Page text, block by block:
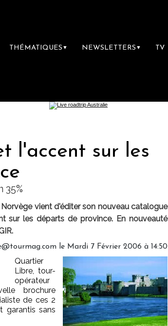
THÉMATIQUES ▼ NEWSLETTERS ▼ TV
l'accent sur les
vient d'éditer son nouveau catalogue
sur les départs de province. En nouveauté
le Mardi 7 Février 2006 à 14:50
Quartier
Libre, tour-
opérateur
brochure
de ces 2
garantis sans